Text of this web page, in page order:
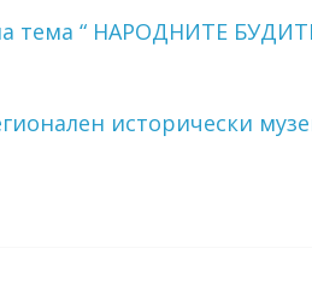
тема “ НАРОДНИТЕ
исторически